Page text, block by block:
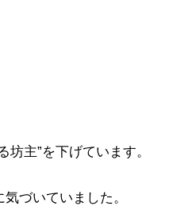
坊主”を下げています。
づいていました。